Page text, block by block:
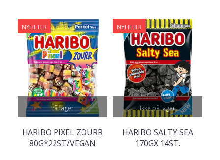
På lager
NYHETER
HARIBO PIXEL ZOURR
80G*22ST/VEGAN
Ikke på lager
NYHETER
HARIBO SALTY SEA
170GX 14ST.